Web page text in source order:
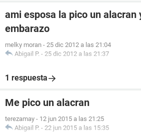
ami esposa la pico un alacran
embarazo
melky moran - 25 dic 2012 a las 21:04
Abigail P. - 25 dic 2012 a las 21:37
1 respuesta
Me pico un alacran
terezamay - 12 jun 2015 a las 21:25
Abigail P. - 22 jun 2015 a las 15:35